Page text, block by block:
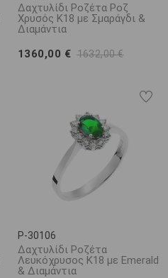
Δαχτυλίδι Ροζέτα Ροζ
Χρυσός Κ18 με Σμαράγδι &
Διαμάντια
1360,00 € 1632,00 €
P-30106
Δαχτυλίδι Ροζέτα
Λευκόχρυσος Κ18 με Emerald
& Διαμάντια